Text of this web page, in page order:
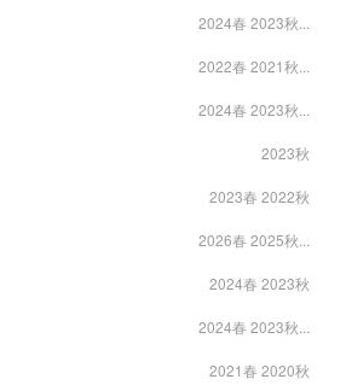
2024春 2023秋...
2022春 2021秋...
2024春 2023秋...
2023秋
2023春 2022秋
2026春 2025秋...
2024春 2023秋
2024春 2023秋...
2021春 2020秋